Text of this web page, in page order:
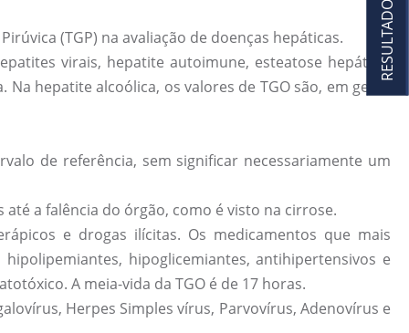
(TGP) na avaliação de doenças hepáticas.
virais, hepatite autoimune, esteatose hepática,
hepatite alcoólica, os valores de TGO são, em geral,
de referência, sem significar necessariamente um
a falência do órgão, como é visto na cirrose.
e drogas ilícitas. Os medicamentos que mais
hipoglicemiantes, antihipertensivos e
A meia-vida da TGO é de 17 horas.
Herpes Simples vírus, Parvovírus, Adenovírus e
RESULTADOS